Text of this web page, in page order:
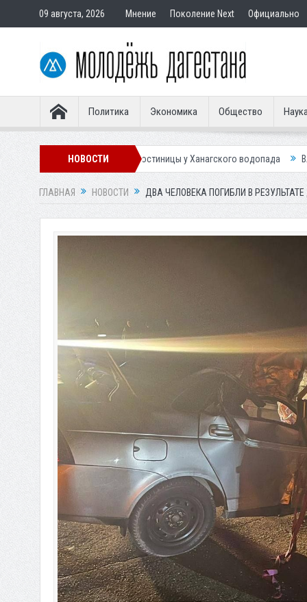
09 августа, 2026 Мнение Поколение Next Официально
Политика Экономика Общество
НОВОСТИ
гостиницы у Ханагского водопада Власти Махачкалы
ГЛАВНАЯ НОВОСТИ ДВА ЧЕЛОВЕКА ПОГИБЛИ В